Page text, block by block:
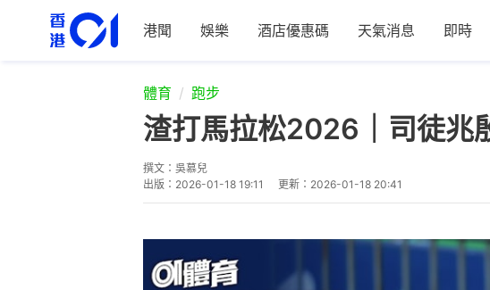
港聞 娛樂 酒店優惠碼 天氣消息 即時
體育 跑步
渣打馬拉松2026｜司徒
撰文： 吳慕兒
出版： 2026-01-18 19:11 更新： 2026-01-18 20:41